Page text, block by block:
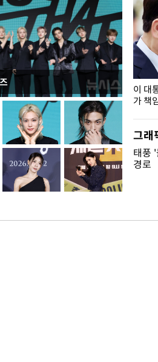
개구리밥
이 대
가 책
그래
태풍
경로